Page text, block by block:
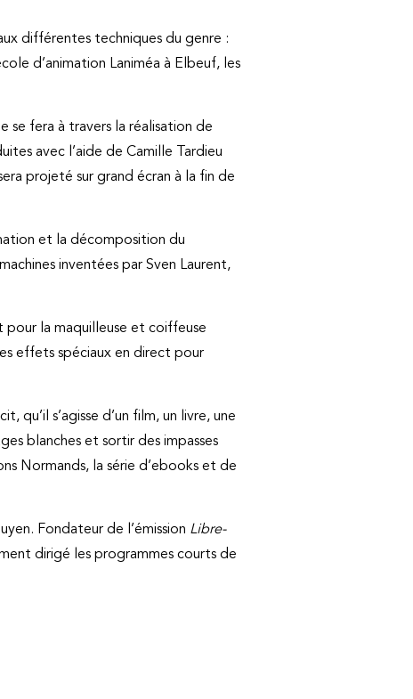
différentes techniques du genre :
d’animation Laniméa à Elbeuf, les
se fera à travers la réalisation de
avec l’aide de Camille Tardieu
projeté sur grand écran à la fin de
et la décomposition du
inventées par Sven Laurent,
la maquilleuse et coiffeuse
effets spéciaux en direct pour
qu’il s’agisse d’un film, un livre, une
blanches et sortir des impasses
Normands, la série d’ebooks et de
Fondateur de l’émission Libre-
dirigé les programmes courts de